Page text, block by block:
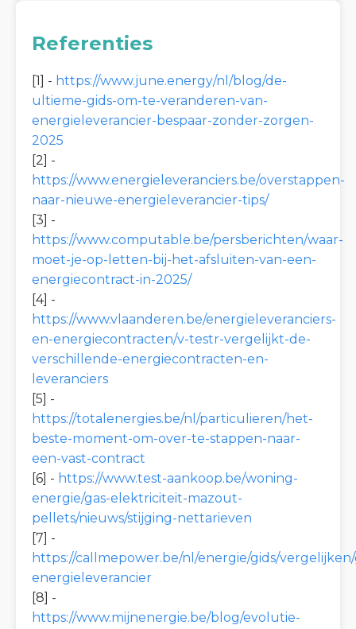
Referenties
[1] - https://www.june.energy/nl/blog/de-
ultieme-gids-om-te-veranderen-van-
energieleverancier-bespaar-zonder-zorgen-
2025
[2] -
https://www.energieleveranciers.be/overstappen-
naar-nieuwe-energieleverancier-tips/
[3] -
https://www.computable.be/persberichten/waar-
moet-je-op-letten-bij-het-afsluiten-van-een-
energiecontract-in-2025/
[4] -
https://www.vlaanderen.be/energieleveranciers-
en-energiecontracten/v-testr-vergelijkt-de-
verschillende-energiecontracten-en-
leveranciers
[5] -
https://totalenergies.be/nl/particulieren/het-
beste-moment-om-over-te-stappen-naar-
een-vast-contract
[6] - https://www.test-aankoop.be/woning-
energie/gas-elektriciteit-mazout-
pellets/nieuws/stijging-nettarieven
[7] -
https://callmepower.be/nl/energie/gids/
energieleverancier
[8] -
https://www.mijnenergie.be/blog/evolutie-